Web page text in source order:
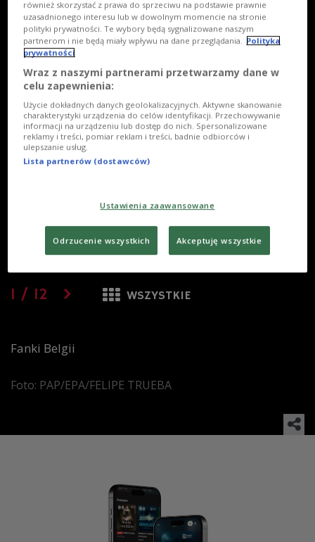
1 / 12 WSZYSTKIE
Fanki Belgii
Foto: PAP/EPA/FELIPE TRUEBA
również skorzystać z prawa do sprzeciwu na podstawie prawnie
uzasadnionego interesu lub w dowolnym momencie na stronie
polityki prywatności. Te wybory będą sygnalizowane naszym
partnerom i nie będą miały wpływu na dane przeglądania.
Polityka
prywatności
Wraz z naszymi partnerami przetwarzamy dane w
celu zapewnienia:
Użycie dokładnych danych geolokalizacyjnych. Aktywne skanowanie
charakterystyki urządzenia do celów identyfikacji. Przechowywanie
informacji na urządzeniu lub dostęp do nich. Spersonalizowane
reklamy i treści, pomiar reklam i treści, badnie odbiorców i
ulepszanie usług.
Lista partnerów (dostawców)
Ustawienia zaawansowane
Odrzucenie wszystkich Akceptuję wszystkie